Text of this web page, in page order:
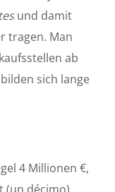
und damit
tragen. Man
ab
sich lange
4 Millionen €,